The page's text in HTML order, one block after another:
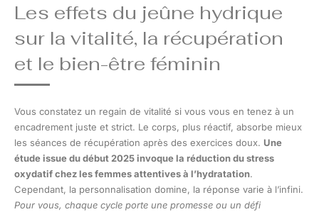
Les effets du jeûne hydrique
sur la vitalité, la récupération
et le bien-être féminin
Vous constatez un regain de vitalité si vous vous en tenez à un
encadrement juste et strict. Le corps, plus réactif, absorbe mieux
les séances de récupération après des exercices doux. Une
étude issue du début 2025 invoque la réduction du stress
oxydatif chez les femmes attentives à l’hydratation.
Cependant, la personnalisation domine, la réponse varie à l’infini.
Pour vous, chaque cycle porte une promesse ou un défi